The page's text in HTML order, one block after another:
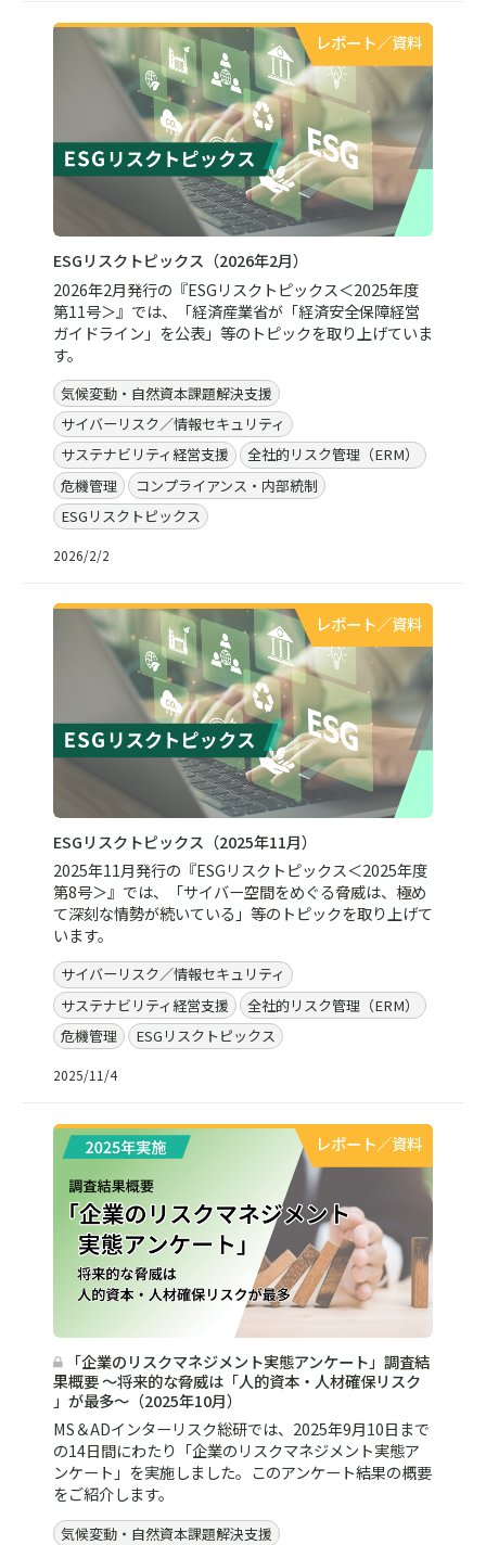
レポート／資料
ESGリスクトピックス（2026年2月）
2026年2月発行の『ESGリスクトピックス＜2025年度
第11号＞』では、「経済産業省が「経済安全保障経営
ガイドライン」を公表」等のトピックを取り上げていま
す。
気候変動・自然資本課題解決支援
サイバーリスク／情報セキュリティ
サステナビリティ経営支援
全社的リスク管理（ERM）
危機管理
コンプライアンス・内部統制
ESGリスクトピックス
2026/2/2
レポート／資料
ESGリスクトピックス（2025年11月）
2025年11月発行の『ESGリスクトピックス＜2025年度
第8号＞』では、「サイバー空間をめぐる脅威は、極め
て深刻な情勢が続いている」等のトピックを取り上げて
います。
サイバーリスク／情報セキュリティ
サステナビリティ経営支援
全社的リスク管理（ERM）
危機管理
ESGリスクトピックス
2025/11/4
レポート／資料
「企業のリスクマネジメント実態アンケート」調査結
果概要 ～将来的な脅威は「人的資本・人材確保リスク
」が最多～（2025年10月）
MS＆ADインターリスク総研では、2025年9月10日まで
の14日間にわたり「企業のリスクマネジメント実態ア
ンケート」を実施しました。このアンケート結果の概要
をご紹介します。
気候変動・自然資本課題解決支援